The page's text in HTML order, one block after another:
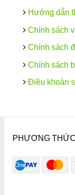
Hướng dẫn
Chính sách
Chính sách
Chính sách
Điều khoản
PHƯƠNG